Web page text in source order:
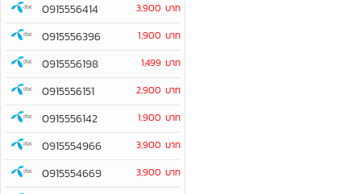
0915556414 3,900 บาท
0915556396 1,900 บาท
0915556198 1,499 บาท
0915556151 2,900 บาท
0915556142 1,900 บาท
0915554966 3,900 บาท
0915554669 3,900 บาท